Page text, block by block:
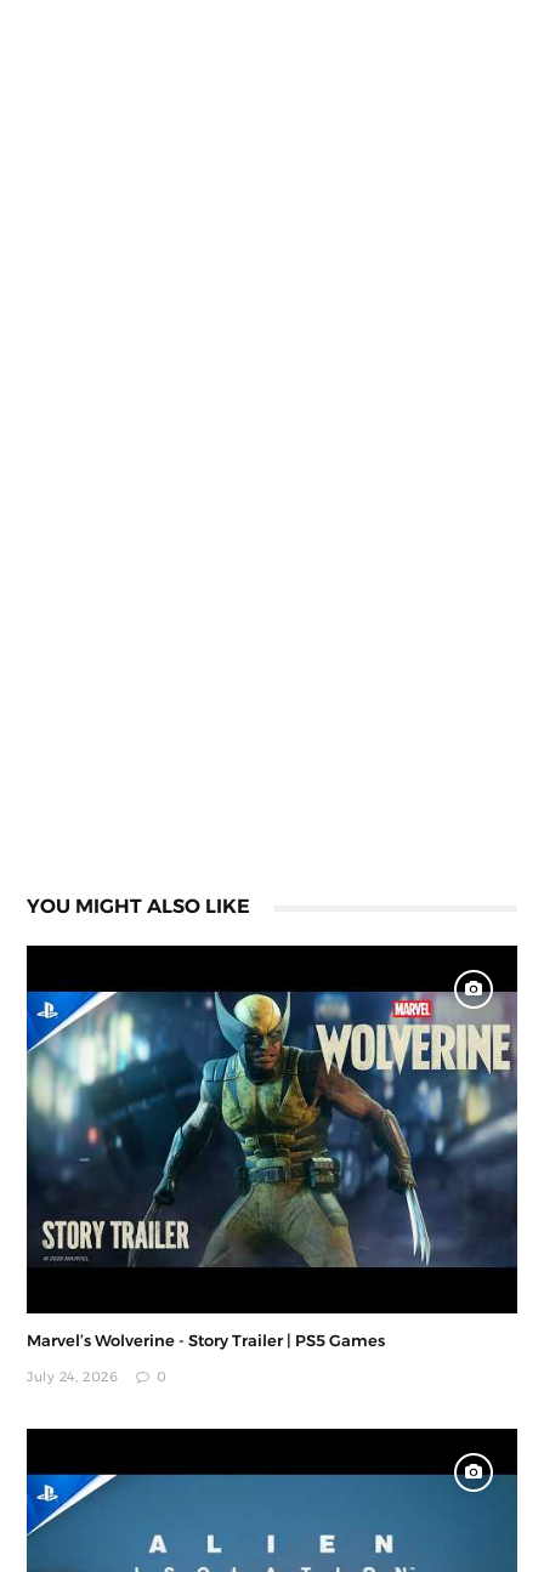
YOU MIGHT ALSO LIKE
Marvel’s Wolverine - Story Trailer | PS5 Games
July 24, 2026 0